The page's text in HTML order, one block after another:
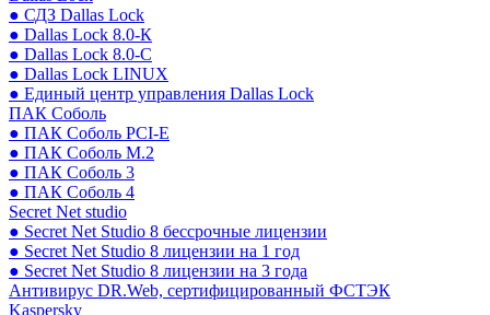
● СДЗ Dallas Lock
● Dallas Lock 8.0-К
● Dallas Lock 8.0-С
● Dallas Lock LINUX
● Единый центр управления Dallas Lock
ПАК Соболь
● ПАК Соболь PCI-E
● ПАК Соболь М.2
● ПАК Соболь 3
● ПАК Соболь 4
Secret Net studio
● Secret Net Studio 8 бессрочные лицензии
● Secret Net Studio 8 лицензии на 1 год
● Secret Net Studio 8 лицензии на 3 года
Антивирус DR.Web, сертифицированный ФСТЭК
Kaspersky